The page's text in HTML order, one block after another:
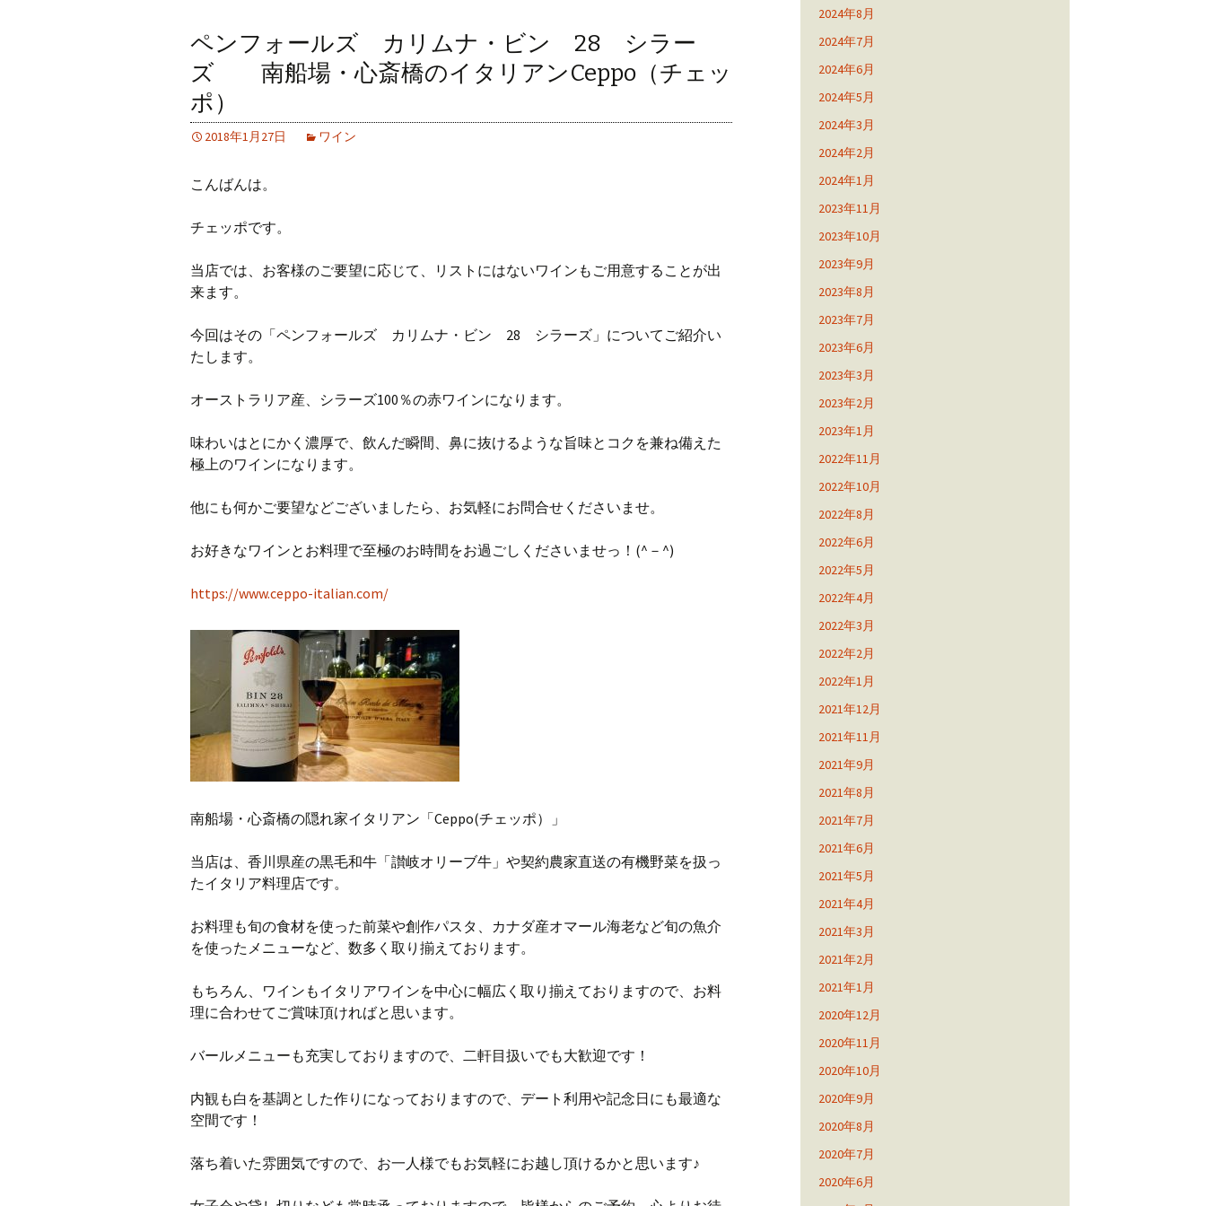
ペンフォールズ カリムナ・ビン 28 シラー
ズ 南船場・心斎橋のイタリアンCeppo（チェッ
ポ）
2018年1月27日 ワイン
こんばんは。
チェッポです。
当店では、お客様のご要望に応じて、リストにはないワインもご用意することが出
来ます。
今回はその「ペンフォールズ カリムナ・ビン 28 シラーズ」についてご紹介い
たします。
オーストラリア産、シラーズ100％の赤ワインになります。
味わいはとにかく濃厚で、飲んだ瞬間、鼻に抜けるような旨味とコクを兼ね備えた
極上のワインになります。
他にも何かご要望などございましたら、お気軽にお問合せくださいませ。
お好きなワインとお料理で至極のお時間をお過ごしくださいませっ！(^－^)
https://www.ceppo-italian.com/
南船場・心斎橋の隠れ家イタリアン「Ceppo(チェッポ）」
当店は、香川県産の黒毛和牛「讃岐オリーブ牛」や契約農家直送の有機野菜を扱っ
たイタリア料理店です。
お料理も旬の食材を使った前菜や創作パスタ、カナダ産オマール海老など旬の魚介
を使ったメニューなど、数多く取り揃えております。
もちろん、ワインもイタリアワインを中心に幅広く取り揃えておりますので、お料
理に合わせてご賞味頂ければと思います。
バールメニューも充実しておりますので、二軒目扱いでも大歓迎です！
内観も白を基調とした作りになっておりますので、デート利用や記念日にも最適な
空間です！
落ち着いた雰囲気ですので、お一人様でもお気軽にお越し頂けるかと思います♪
2024年8月
2024年7月
2024年6月
2024年5月
2024年3月
2024年2月
2024年1月
2023年11月
2023年10月
2023年9月
2023年8月
2023年7月
2023年6月
2023年3月
2023年2月
2023年1月
2022年11月
2022年10月
2022年8月
2022年6月
2022年5月
2022年4月
2022年3月
2022年2月
2022年1月
2021年12月
2021年11月
2021年9月
2021年8月
2021年7月
2021年6月
2021年5月
2021年4月
2021年3月
2021年2月
2021年1月
2020年12月
2020年11月
2020年10月
2020年9月
2020年8月
2020年7月
2020年6月